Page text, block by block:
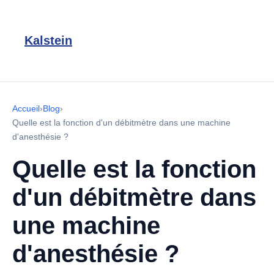
Kalstein
Accueil›Blog›
Quelle est la fonction d'un débitmètre dans une machine
d'anesthésie ?
Quelle est la fonction
d'un débitmètre dans
une machine
d'anesthésie ?